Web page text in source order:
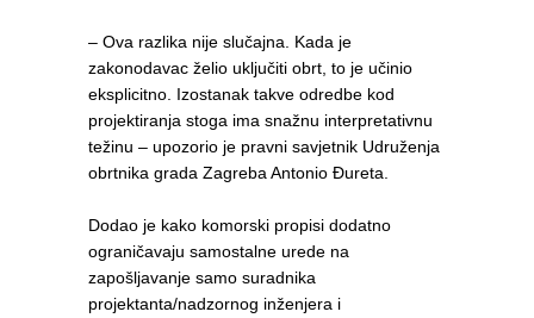
– Ova razlika nije slučajna. Kada je
zakonodavac želio uključiti obrt, to je učinio
eksplicitno. Izostanak takve odredbe kod
projektiranja stoga ima snažnu interpretativnu
težinu – upozorio je pravni savjetnik Udruženja
obrtnika grada Zagreba Antonio Đureta.
Dodao je kako komorski propisi dodatno
ograničavaju samostalne urede na
zapošljavanje samo suradnika
projektanta/nadzornog inženjera i